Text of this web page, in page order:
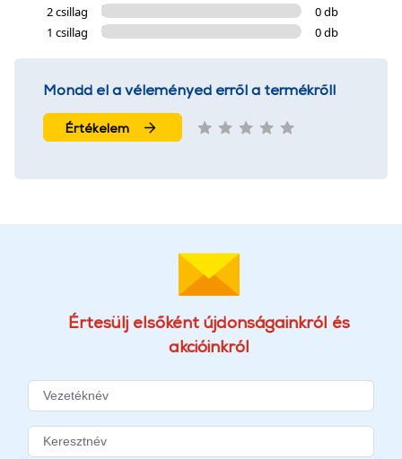
2 csillag
0 db
1 csillag
0 db
Mondd el a véleményed erről a termékről!
Értékelem
Értesülj elsőként újdonságainkról és
akcióinkról